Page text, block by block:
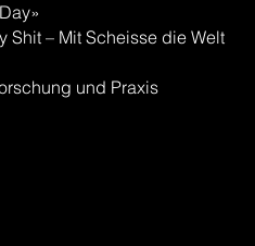
Shit – Mit Scheisse die Welt
und Praxis